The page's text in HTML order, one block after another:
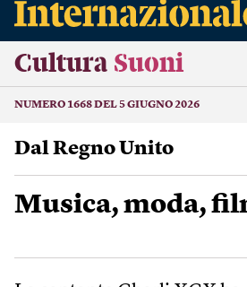
Cultura Suoni
NUMERO 1668 DEL 5 GIUGNO 2026
Dal Regno Unito
Musica, moda,